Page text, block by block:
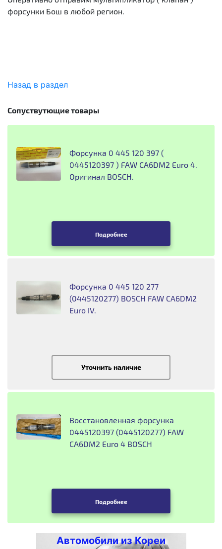
форсунки Бош в любой регион.
Назад в раздел
Сопуствутющие товары
Форсунка 0 445 120 397 (
0445120397 ) FAW CA6DM2 Euro 4.
Оригинал BOSCH.
Подробнее
Форсунка 0 445 120 277
(0445120277) BOSCH FAW CA6DM2
Euro IV.
Уточнить наличие
Восстановленная форсунка
0445120397 (0445120277) FAW
CA6DM2 Euro 4 BOSCH
Подробнее
Автомобили из Кореи